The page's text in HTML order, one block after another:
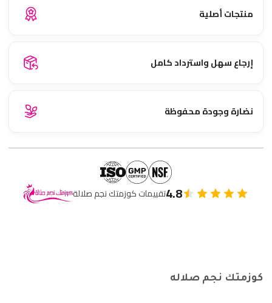
منتجات أصلية
إرجاع سهل واسترداد كامل
نضارة وجودة محفوظة
4.8تقييمات كوزمتك نجم صلالة
كوزمتك نجم صلاله